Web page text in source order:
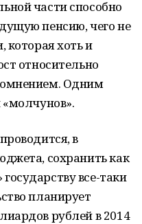
части способно
пенсию, чего не
которая хоть и
относительно
Одним
в
сохранить как
все-таки
планирует
рублей в 2014